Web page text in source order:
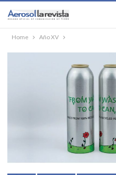
Home Año XV